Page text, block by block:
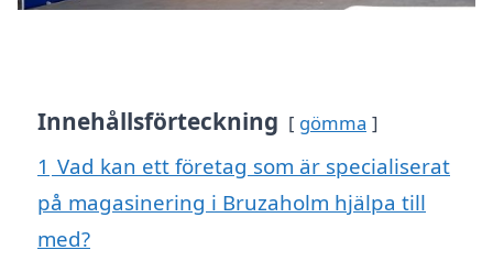
Innehållsförteckning gömma
1 Vad kan ett företag som är specialiserat
på magasinering i Bruzaholm hjälpa till
med?